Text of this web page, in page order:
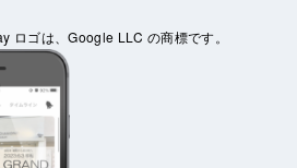
ゴは、Google LLC の商標です。